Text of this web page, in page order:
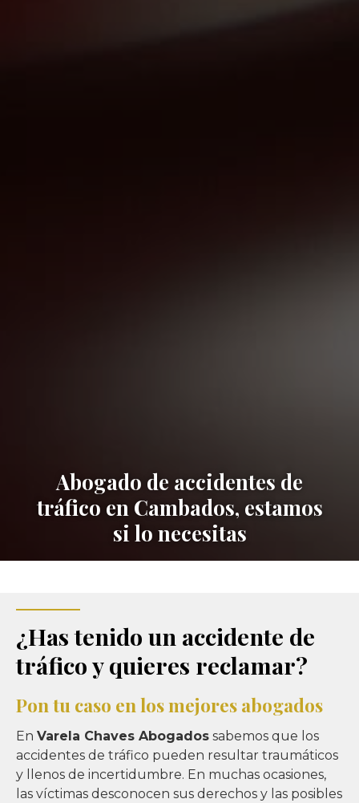
Abogado de accidentes de
tráfico en Cambados, estamos
si lo necesitas
¿Has tenido un accidente de
tráfico yquieres reclamar?
Pon tu caso en losmejores abogados
En Varela Chaves Abogados sabemos que los
accidentes de tráfico pueden resultar traumáticos
y llenos de incertidumbre. En muchas ocasiones,
las víctimas desconocen sus derechos y las posibles